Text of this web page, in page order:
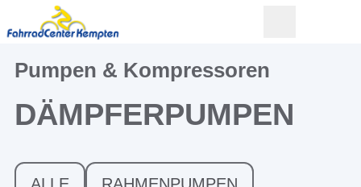
Pumpen & Kompressoren
DÄMPFERPUMPEN